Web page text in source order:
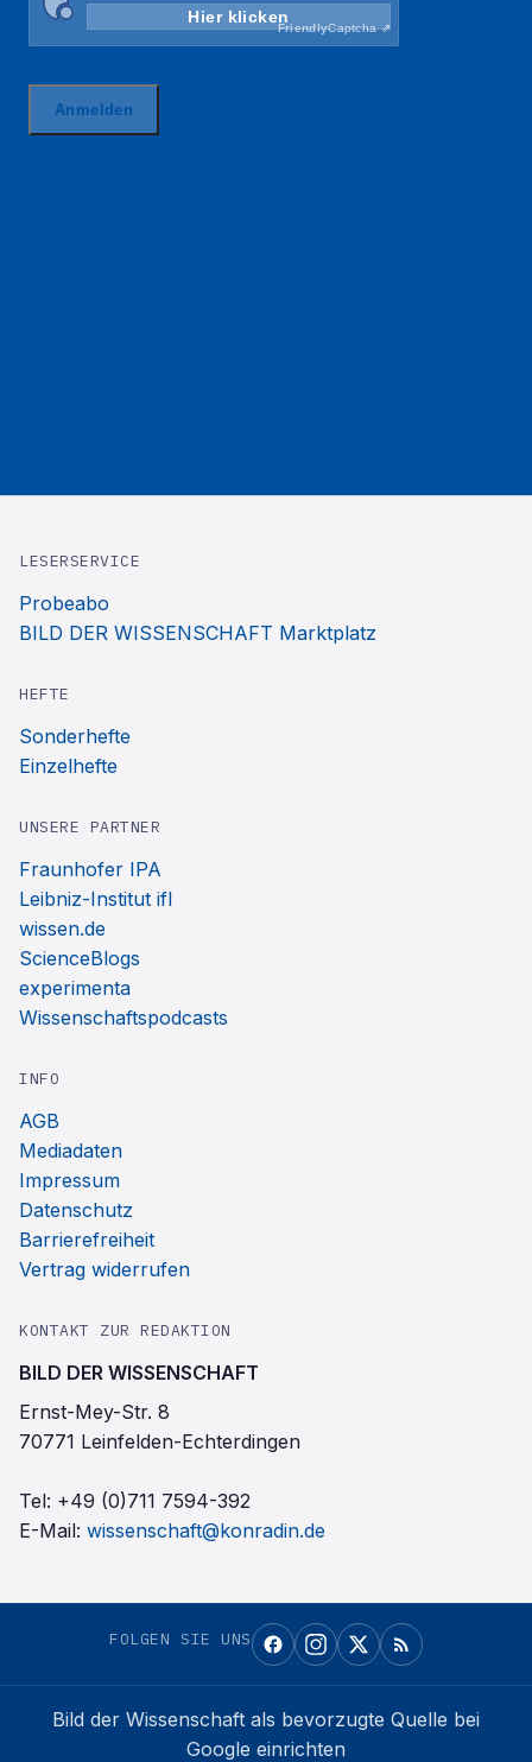
LESERSERVICE
Probeabo
BILD DER WISSENSCHAFT Marktplatz
HEFTE
Sonderhefte
Einzelhefte
UNSERE PARTNER
Fraunhofer IPA
Leibniz-Institut ifl
wissen.de
ScienceBlogs
experimenta
Wissenschaftspodcasts
INFO
AGB
Mediadaten
Impressum
Datenschutz
Barrierefreiheit
Vertrag widerrufen
KONTAKT ZUR REDAKTION
BILD DER WISSENSCHAFT
Ernst-Mey-Str. 8
70771 Leinfelden-Echterdingen
Tel: +49 (0)711 7594-392
E-Mail: wissenschaft@konradin.de
FOLGEN SIE UNS
Bild der Wissenschaft als bevorzugte Quelle bei
Google einrichten